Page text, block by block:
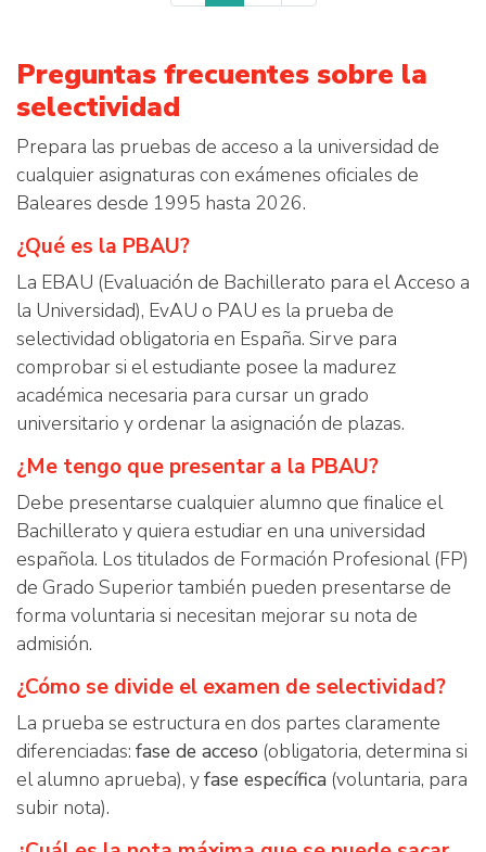
Preguntas frecuentes sobre la
selectividad
Prepara las pruebas de acceso a la universidad de
cualquier asignaturas con exámenes oficiales de
Baleares desde 1995 hasta 2026.
¿Qué es la PBAU?
La EBAU (Evaluación de Bachillerato para el Acceso a
la Universidad), EvAU o PAU es la prueba de
selectividad obligatoria en España. Sirve para
comprobar si el estudiante posee la madurez
académica necesaria para cursar un grado
universitario y ordenar la asignación de plazas.
¿Me tengo que presentar a la PBAU?
Debe presentarse cualquier alumno que finalice el
Bachillerato y quiera estudiar en una universidad
española. Los titulados de Formación Profesional (FP)
de Grado Superior también pueden presentarse de
forma voluntaria si necesitan mejorar su nota de
admisión.
¿Cómo se divide el examen de selectividad?
La prueba se estructura en dos partes claramente
diferenciadas: fase de acceso (obligatoria, determina si
el alumno aprueba), yfase específica (voluntaria, para
subir nota).